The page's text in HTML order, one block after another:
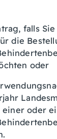
falls Sie
die
oder
oder